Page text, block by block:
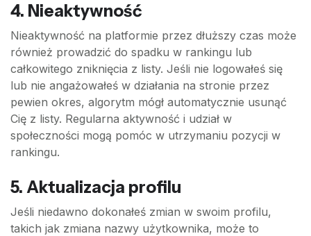
4. Nieaktywność
Nieaktywność na platformie przez dłuższy czas może
również prowadzić do spadku w rankingu lub
całkowitego zniknięcia z listy. Jeśli nie logowałeś się
lub nie angażowałeś w działania na stronie przez
pewien okres, algorytm mógł automatycznie usunąć
Cię z listy. Regularna aktywność i udział w
społeczności mogą pomóc w utrzymaniu pozycji w
rankingu.
5. Aktualizacja profilu
Jeśli niedawno dokonałeś zmian w swoim profilu,
takich jak zmiana nazwy użytkownika, może to